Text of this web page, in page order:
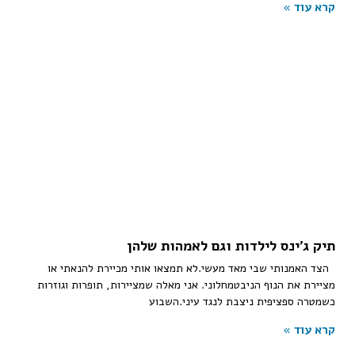
קרא עוד »
תיק ג’ינס לילדות וגם לאמהות שלהן
הצד האמנותי שבי מאד מעשי.לא תמצאו אותי מכיירת להנאתי או
מציירת את הנוף הניבטמחלוני. אני מאלה שמציירות, תופרות וגוזרות
כשמטרה ספציפית ניצבת לנגד עיני.השבוע
קרא עוד »